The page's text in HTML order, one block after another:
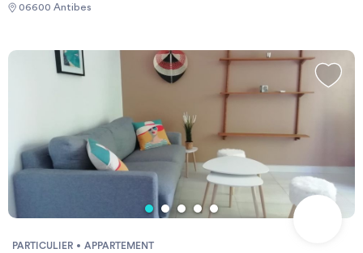
06600 Antibes
PARTICULIER APPARTEMENT